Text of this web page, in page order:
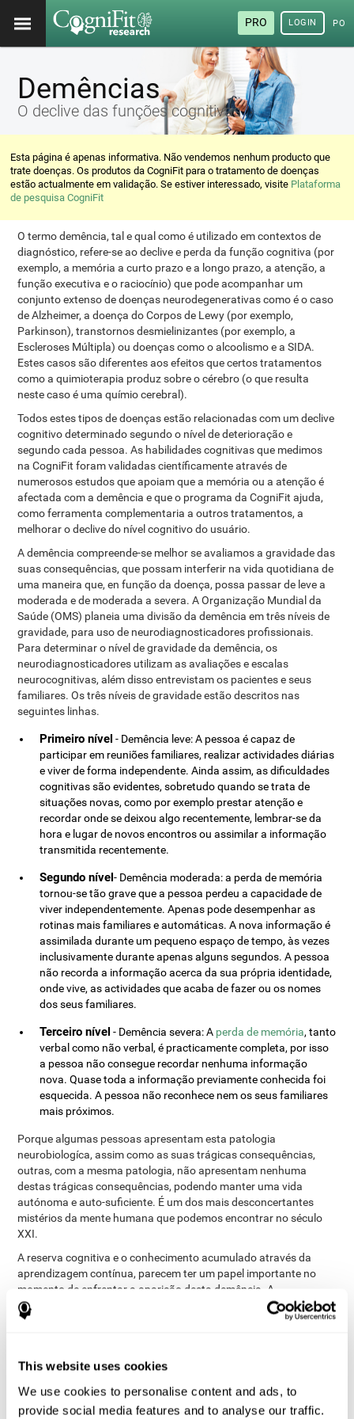
This website uses cookies
We use cookies to personalise content and ads, to
provide social media features and to analyse our traffic.
PRO LOGIN
Demências
O declive das funções cognitivas
Esta página é apenas informativa. Não vendemos nenhum producto que
trate doenças. Os produtos da CogniFit para o tratamento de doenças
estão actualmente em validação. Se estiver interessado, visite Plataforma
de pesquisa CogniFit
O termo demência, tal e qual como é utilizado em contextos de
diagnóstico, refere-se ao declive e perda da função cognitiva (por
exemplo, a memória a curto prazo e a longo prazo, a atenção, a
função executiva e o raciocínio) que pode acompanhar um
conjunto extenso de doenças neurodegenerativas como é o caso
de Alzheimer, a doença do Corpos de Lewy (por exemplo,
Parkinson), transtornos desmielinizantes (por exemplo, a
Escleroses Múltipla) ou doenças como o alcoolismo e a SIDA.
Estes casos são diferentes aos efeitos que certos tratamentos
como a quimioterapia produz sobre o cérebro (o que resulta
neste caso é uma químio cerebral).
Todos estes tipos de doenças estão relacionadas com um declive
cognitivo determinado segundo o nível de deterioração e
segundo cada pessoa. As habilidades cognitivas que medimos
na CogniFit foram validadas científicamente através de
numerosos estudos que apoiam que a memória ou a atenção é
afectada com a demência e que o programa da CogniFit ajuda,
como ferramenta complementaria a outros tratamentos, a
melhorar o declive do nível cognitivo do usuário.
A demência compreende-se melhor se avaliamos a gravidade das
suas consequências, que possam interferir na vida quotidiana de
uma maneira que, en função da doença, possa passar de leve a
moderada e de moderada a severa. A Organização Mundial da
Saúde (OMS) planeia uma divisão da demência em três níveis de
gravidade, para uso de neurodiagnosticadores profissionais.
Para determinar o nível de gravidade da demência, os
neurodiagnosticadores utilizam as avaliações e escalas
neurocognitivas, além disso entrevistam os pacientes e seus
familiares. Os três níveis de gravidade estão descritos nas
seguintes linhas.
Primeiro nível - Demência leve: A pessoa é capaz de
participar em reuniões familiares, realizar actividades diárias
e viver de forma independente. Ainda assim, as dificuldades
cognitivas são evidentes, sobretudo quando se trata de
situações novas, como por exemplo prestar atenção e
recordar onde se deixou algo recentemente, lembrar-se da
hora e lugar de novos encontros ou assimilar a informação
transmitida recentemente.
Segundo nível- Demência moderada: a perda de memória
tornou-se tão grave que a pessoa perdeu a capacidade de
viver independentemente. Apenas pode desempenhar as
rotinas mais familiares e automáticas. A nova informação é
assimilada durante um pequeno espaço de tempo, às vezes
inclusivamente durante apenas alguns segundos. A pessoa
não recorda a informação acerca da sua própria identidade,
onde vive, as actividades que acaba de fazer ou os nomes
dos seus familiares.
Terceiro nível - Demência severa: A perda de memória, tanto
verbal como não verbal, é practicamente completa, por isso
a pessoa não consegue recordar nenhuma informação
nova. Quase toda a informação previamente conhecida foi
esquecida. A pessoa não reconhece nem os seus familiares
mais próximos.
Porque algumas pessoas apresentam esta patologia
neurobiologíca, assim como as suas trágicas consequências,
outras, com a mesma patologia, não apresentam nenhuma
destas trágicas consequências, podendo manter uma vida
autónoma e auto-suficiente. É um dos mais desconcertantes
mistérios da mente humana que podemos encontrar no século
XXI.
A reserva cognitiva e o conhecimento acumulado através da
aprendizagem contínua, parecem ter um papel importante no
momento de enfrentar a aparição desta demência. A
aprendizagem contínua ensina o cérebro a modificar a sua
actividade neuronal para fazer frente ao desafio ocasionado pela
treinar funções cognitivas, como por exemplo, através do treino
cerebral, dá ao cérebro a capacidade de adaptação que
necessita para repensar e readaptar-se aos circuitos neuronais
quando enfrenta desafios originados por esta demência.